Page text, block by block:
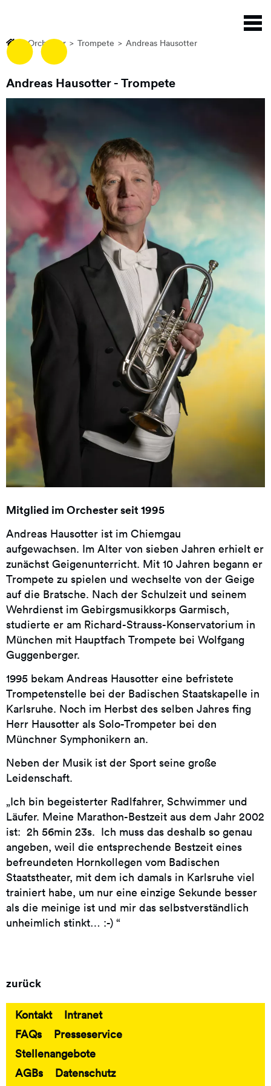
InhaltOrchester Trompete Andreas Hausotter
Andreas Hausotter- Trompete
Mitglied im Orchester seit 1995
Andreas Hausotter ist im Chiemgau
aufgewachsen. Im Alter von sieben Jahren erhielt er
zunächst Geigenunterricht. Mit 10 Jahren begann er
Trompete zu spielen und wechselte von der Geige
auf die Bratsche. Nach der Schulzeit und seinem
Wehrdienst im Gebirgsmusikkorps Garmisch,
studierte er am Richard-Strauss-Konservatorium in
München mit Hauptfach Trompete bei Wolfgang
Guggenberger.
1995 bekam Andreas Hausotter eine befristete
Trompetenstelle bei der Badischen Staatskapelle in
Karlsruhe. Noch im Herbst des selben Jahres fing
Herr Hausotter als Solo-Trompeter bei den
Münchner Symphonikern an.
Neben der Musik ist der Sport seine große
Leidenschaft.
„Ich bin begeisterter Radlfahrer, Schwimmer und
Läufer. Meine Marathon-Bestzeit aus dem Jahr 2002
ist: 2h 56min 23s. Ich muss das deshalb so genau
angeben, weil die entsprechende Bestzeit eines
befreundeten Hornkollegen vom Badischen
Staatstheater, mit dem ich damals in Karlsruhe viel
trainiert habe, um nur eine einzige Sekunde besser
als die meinige ist und mir das selbstverständlich
unheimlich stinkt… :-) “
zurück
Fußbereich
Kontakt
Intranet
FAQs
Presseservice
Stellenangebote
AGBs
Datenschutz